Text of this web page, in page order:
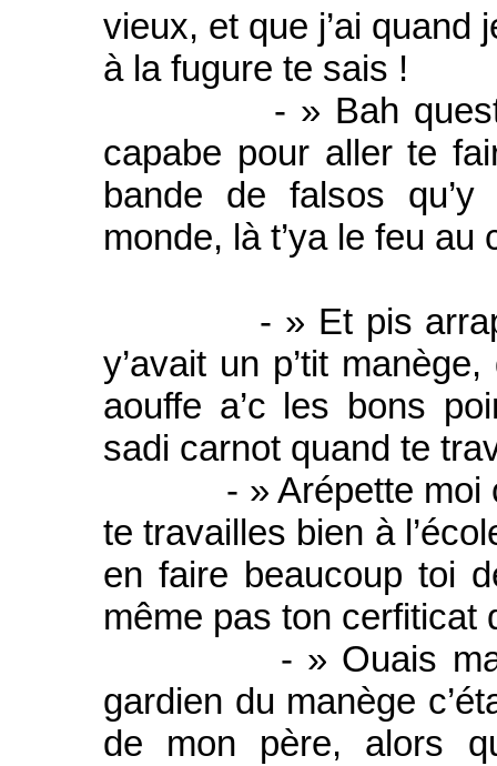
vieux, et que j’ai quand
à la fugure te sais !
- » Bah quest’ce
capabe pour aller te
bande de falsos
monde, là t’ya le feu au
- » Et pis arrapelle
y’avait un p’tit
aouffe a’c les bons
sadi carnot quand te
- » Arépette moi ça
te travailles bien à
en faire beaucoup toi
même pas ton cerfiticat
- » Ouais mais
gardien du manège
de mon père, alors